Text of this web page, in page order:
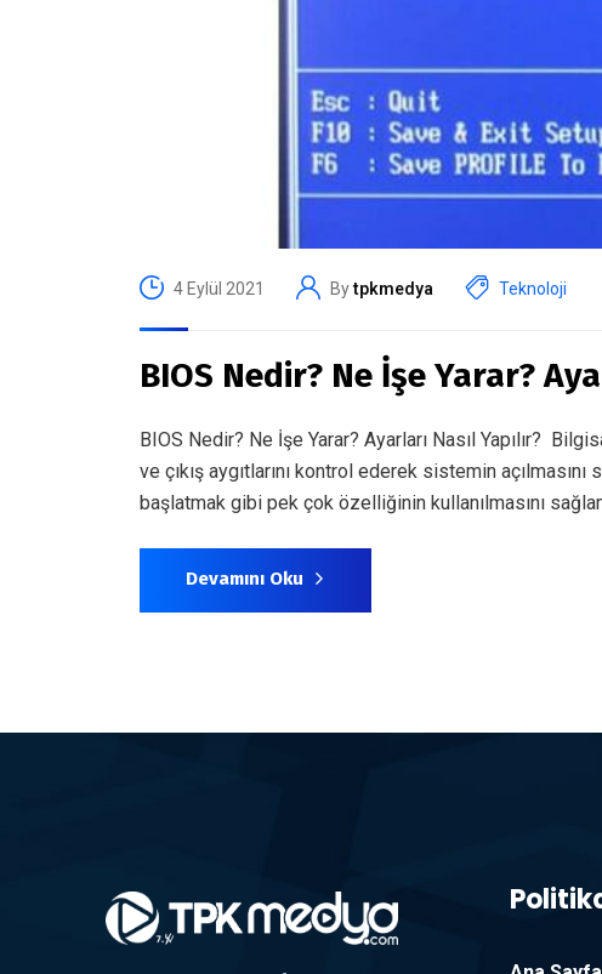
4 Eylül 2021 Bytpkmedya Teknoloji
BIOS Nedir? Ne İşe Yarar?
BIOS Nedir? Ne İşe Yarar? Ayarları Nasıl Yapılır?
ve çıkış aygıtlarını kontrol ederek sistemin
başlatmak gibi pek çok özelliğinin kullanılmasını
Devamını Oku